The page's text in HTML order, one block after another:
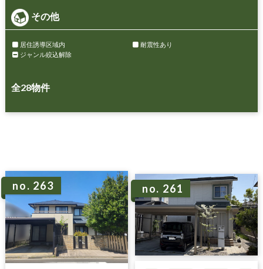
その他
居住誘導区域内
耐震性あり
ジャンル絞込解除
全28物件
no. 263 no. 261